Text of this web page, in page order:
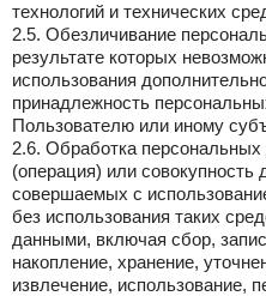
технологий и технических
2.5. Обезличивание
результате которых
использования
принадлежность
Пользователю или иному
2.6. Обработка
(операция) или совокупность
совершаемых с
без использования таких
данными, включая сбор,
накопление, хранение,
извлечение, использование,